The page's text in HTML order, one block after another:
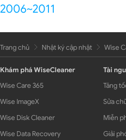
2006~2011
Trang chủ Nhật ký cập nhật Wise
Khám phá WiseCleaner
Wise Care 365
Wise ImageX
Wise Disk Cleaner
Wise Data Recovery
Tài
Tăng
Sửa
Miễn
Giải